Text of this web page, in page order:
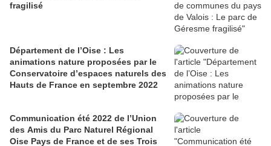
fragilisé
Département de l’Oise : Les
animations nature proposées par le
Conservatoire d’espaces naturels des
Hauts de France en septembre 2022
Communication été 2022 de l’Union
des Amis du Parc Naturel Régional
Oise Pays de France et de ses Trois